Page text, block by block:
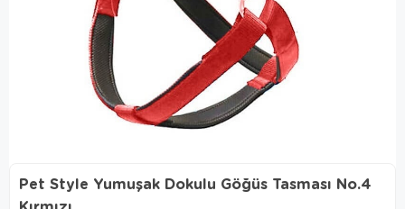
Pet Style Yumuşak Dokulu Göğüs Tasması No.4